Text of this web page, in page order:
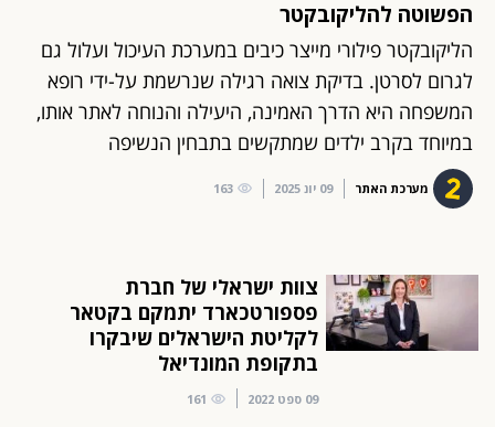
הפשוטה להליקובקטר
הליקובקטר פילורי מייצר כיבים במערכת העיכול ועלול גם
לגרום לסרטן. בדיקת צואה רגילה שנרשמת על-ידי רופא
המשפחה היא הדרך האמינה, היעילה והנוחה לאתר אותו,
במיוחד בקרב ילדים שמתקשים בתבחין הנשיפה
מערכת האתר 09 יונ 2025 163
צוות ישראלי של חברת
פספורטכארד יתמקם בקטאר
לקליטת הישראלים שיבקרו
בתקופת המונדיאל
09 ספט 2022 161